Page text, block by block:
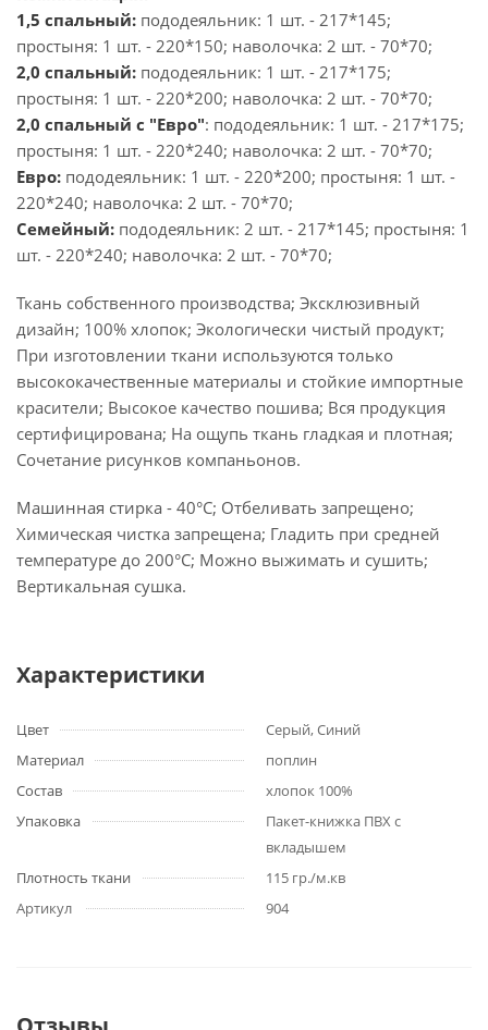
1,5 спальный: пододеяльник: 1 шт. - 217*145;
простыня: 1 шт. - 220*150; наволочка: 2 шт. - 70*70;
2,0 спальный: пододеяльник: 1 шт. - 217*175;
простыня: 1 шт. - 220*200; наволочка: 2 шт. - 70*70;
2,0 спальный с "Евро": пододеяльник: 1 шт. - 217*175;
простыня: 1 шт. - 220*240; наволочка: 2 шт. - 70*70;
Евро: пододеяльник: 1 шт. - 220*200; простыня: 1 шт. -
220*240; наволочка: 2 шт. - 70*70;
Семейный: пододеяльник: 2 шт. - 217*145; простыня: 1
шт. - 220*240; наволочка: 2 шт. - 70*70;
Ткань собственного производства; Эксклюзивный
дизайн; 100% хлопок; Экологически чистый продукт;
При изготовлении ткани используются только
высококачественные материалы и стойкие импортные
красители; Высокое качество пошива; Вся продукция
сертифицирована; На ощупь ткань гладкая и плотная;
Сочетание рисунков компаньонов.
Машинная стирка - 40°C; Отбеливать запрещено;
Химическая чистка запрещена; Гладить при средней
температуре до 200°С; Можно выжимать и сушить;
Вертикальная сушка.
Характеристики
Цвет
Серый, Синий
Материал
поплин
Состав
хлопок 100%
Упаковка
Пакет-книжка ПВХ с
вкладышем
Плотность ткани
115 гр./м.кв
Артикул
904